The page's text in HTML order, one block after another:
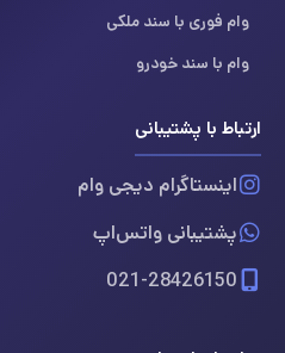
وام فوری با سند ملکی
وام با سند خودرو
ارتباط با پشتیبانی
اینستاگرام دیجی وام
پشتیبانی واتس‌اپ
021-28426150